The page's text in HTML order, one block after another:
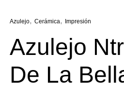
Azulejo, Cerámica, Impresión
Azulejo
De La